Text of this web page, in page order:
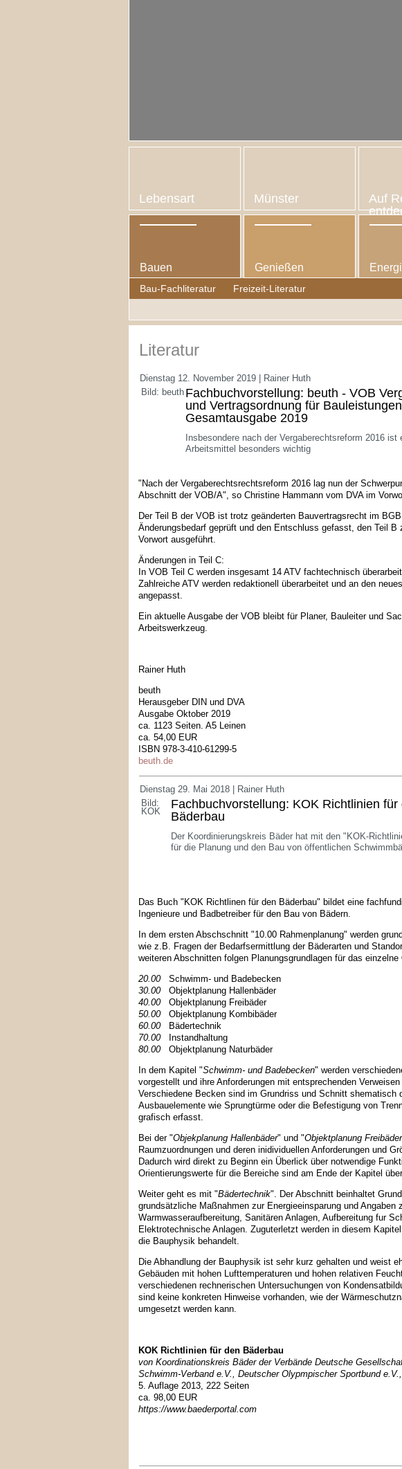
Lebensart Münster
Auf
Bauen Genießen
Bau-Fachliteratur Freizeit-Literatur
Literatur
Dienstag 12. November 2019 | Rainer Huth
Bild: beuth Fachbuchvorstellung: beuth - VOB
und Vertragsordnung für
Gesamtausgabe 2019
Insbesondere nach der Vergaberechtsreform 2016
Arbeitsmittel besonders wichtig
"Nach der Vergaberechtsrechtsreform 2016 lag nun der
Abschnitt der VOB/A", so Christine Hammann vom DVA im
Der Teil B der VOB ist trotz geänderten Bauvertragsrecht im
Änderungsbedarf geprüft und den Entschluss gefasst, den Teil
Vorwort ausgeführt.
Änderungen in Teil C:
In VOB Teil C werden insgesamt 14 ATV fachtechnisch
Zahlreiche ATV werden redaktionell überarbeitet und an den
angepasst.
Ein aktuelle Ausgabe der VOB bleibt für Planer, Bauleiter und
Arbeitswerkzeug.
Rainer Huth
beuth
Herausgeber DIN und DVA
Ausgabe Oktober 2019
ca. 1123 Seiten. A5 Leinen
ca. 54,00 EUR
ISBN 978-3-410-61299-5
beuth.de
Dienstag 29. Mai 2018 | Rainer Huth
Bild:
KOK
Fachbuchvorstellung: KOK Richtlinien für
Bäderbau
Der Koordinierungskreis Bäder hat mit den "KOK-
für die Planung und den Bau von öffentlichen
Das Buch "KOK Richtlinen für den Bäderbau" bildet eine
Ingenieure und Badbetreiber für den Bau von Bädern.
In dem ersten Abschschnitt "10.00 Rahmenplanung" werden
wie z.B. Fragen der Bedarfsermittlung der Bäderarten und
weiteren Abschnitten folgen Planungsgrundlagen für das einzelne
20.00Schwimm- und Badebecken
30.00Objektplanung Hallenbäder
40.00Objektplanung Freibäder
50.00Objektplanung Kombibäder
60.00Bädertechnik
70.00Instandhaltung
80.00Objektplanung Naturbäder
In dem Kapitel "Schwimm- und Badebecken" werden
vorgestellt und ihre Anforderungen mit entsprechenden
Verschiedene Becken sind im Grundriss und Schnitt shematisch
Ausbauelemente wie Sprungtürme oder die Befestigung von
grafisch erfasst.
Bei der "Objekplanung Hallenbäder" und "Objektplanung Freibäder
Raumzuordnungen und deren inidividuellen Anforderungen und
Dadurch wird direkt zu Beginn ein Überlick über notwendige
Orientierungswerte für die Bereiche sind am Ende der Kapitel
Weiter geht es mit "Bädertechnik". Der Abschnitt beinhaltet
grundsätzliche Maßnahmen zur Energieeinsparung und Angaben
Warmwasseraufbereitung, Sanitären Anlagen, Aufbereitung fur
Elektrotechnische Anlagen. Zuguterletzt werden in diesem
die Bauphysik behandelt.
Die Abhandlung der Bauphysik ist sehr kurz gehalten und weist
Gebäuden mit hohen Lufttemperaturen und hohen relativen
verschiedenen rechnerischen Untersuchungen von
sind keine konkreten Hinweise vorhanden, wie der
umgesetzt werden kann.
KOK Richtlinien für den Bäderbau
von Koordinationskreis Bäder der Verbände Deutsche
Schwimm-Verband e.V., Deutscher Olypmpischer Sportbund
5. Auflage 2013, 222 Seiten
ca. 98,00 EUR
https://www.baederportal.com